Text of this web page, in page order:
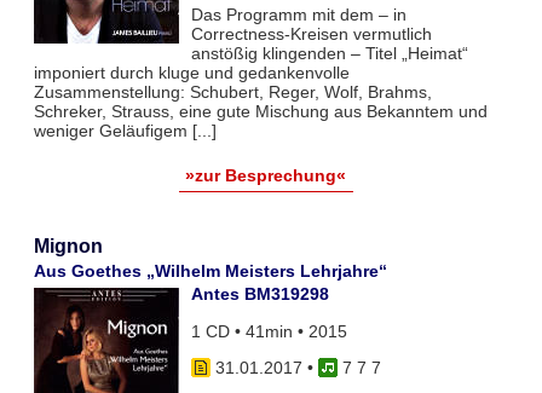
Das Programm mit dem – in
Correctness-Kreisen vermutlich
anstößig klingenden – Titel „Heimat“
imponiert durch kluge und gedankenvolle
Zusammenstellung: Schubert, Reger, Wolf, Brahms,
Schreker, Strauss, eine gute Mischung aus Bekanntem und
weniger Geläufigem [...]
»zur Besprechung«
Mignon
Aus Goethes „Wilhelm Meisters Lehrjahre“
Antes BM319298
1 CD • 41min • 2015
31.01.2017 •
7 7 7